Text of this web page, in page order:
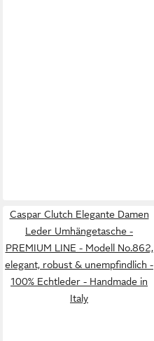
Caspar Clutch Elegante Damen
Leder Umhängetasche -
PREMIUM LINE - Modell No.862,
elegant, robust & unempfindlich -
100% Echtleder - Handmade in
Italy